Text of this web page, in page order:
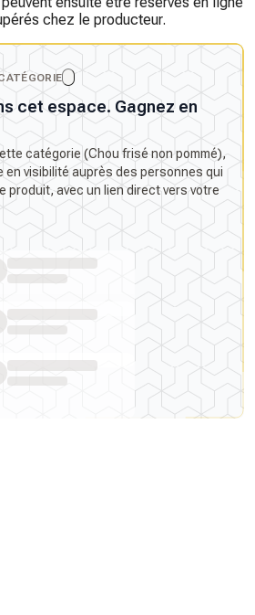
chez le producteur.
cet espace. Gagnez en
catégorie (Chou frisé non pommé),
en visibilité auprès des personnes qui
produit, avec un lien direct vers votre